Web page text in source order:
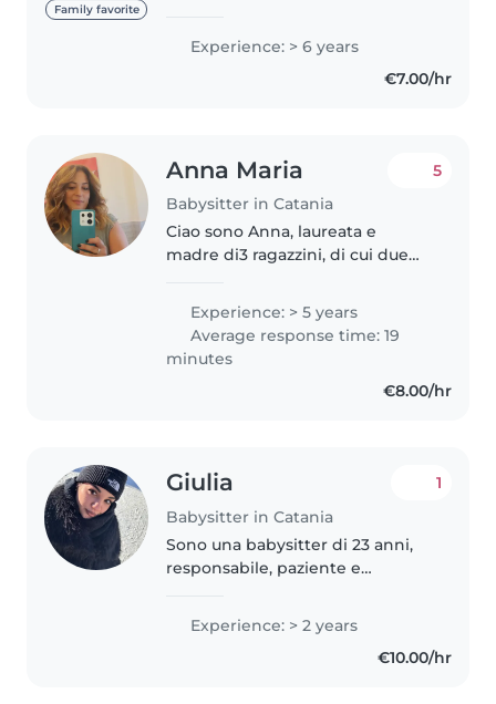
Family favorite
diplomata presso Istituto
Magistrale Turrisi Colonna (Liceo..
Experience: > 6 years
€7.00/hr
Anna Maria
Babysitter in Catania
5
Ciao sono Anna, laureata e
madre di3 ragazzini, di cui due
quando ero incinta e continuo a
farlo con passione e dedizione
per ogni fascia d'età. Ho
Experience: > 5 years
Average response time: 19
minutes
€8.00/hr
Giulia
Babysitter in Catania
1
Sono una babysitter di 23 anni,
responsabile, paziente e
esperienza nel prendermi cura di
bambini, principalmente di età
compresa tra bebè, bambini in
Experience: > 2 years
€10.00/hr